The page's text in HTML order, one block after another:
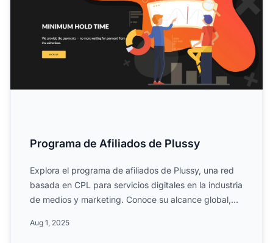
Programa de Afiliados de Plussy
Explora el programa de afiliados de Plussy, una red
basada en CPL para servicios digitales en la industria
de medios y marketing. Conoce su alcance global,
Aug 1, 2025